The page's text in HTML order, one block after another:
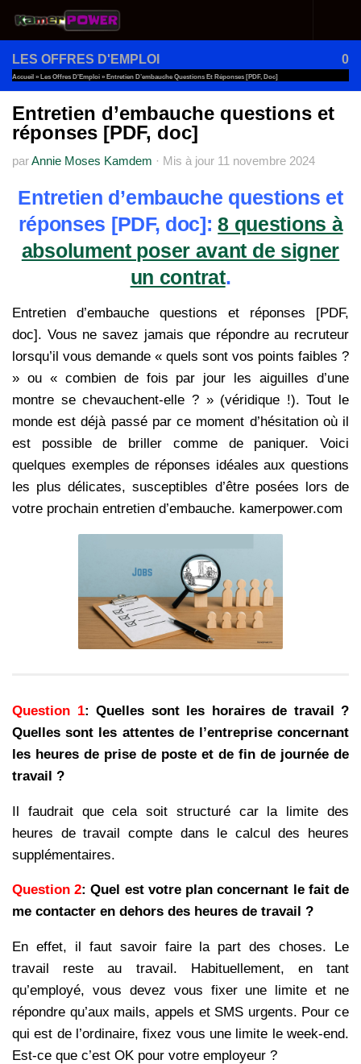
Au dessous du contenu
LES OFFRES D'EMPLOI 0
Accueil » Les Offres D'Emploi » Entretien D’embauche Questions Et Réponses [PDF, Doc]
Entretien d’embauche questions et
réponses [PDF, doc]
parAnnie Moses Kamdem · Mis à jour 11 novembre 2024
Entretien d’embauche questions et
réponses [PDF, doc]:8 questions à
absolument poser avant de signer
un contrat.
Entretien d’embauche questions et réponses [PDF,
doc]. Vous ne savez jamais que répondre au recruteur
lorsqu’il vous demande « quels sont vos points faibles ?
» ou « combien de fois par jour les aiguilles d’une
montre se chevauchent-elle ? » (véridique !). Tout le
monde est déjà passé par ce moment d’hésitation où il
est possible de briller comme de paniquer. Voici
quelques exemples de réponses idéales aux questions
les plus délicates, susceptibles d’être posées lors de
votre prochain entretien d’embauche. kamerpower.com
Question 1: Quelles sont les horaires de travail ?
Quelles sont les attentes de l’entreprise concernant
les heures de prise de poste et de fin de journée de
travail ?
Il faudrait que cela soit structuré car la limite des
heures de travail compte dans le calcul des heures
supplémentaires.
Question 2: Quel est votre plan concernant le fait de
me contacter en dehors des heures de travail ?
En effet, il faut savoir faire la part des choses. Le
travail reste au travail. Habituellement, en tant
qu’employé, vous devez vous fixer une limite et ne
répondre qu’aux mails, appels et SMS urgents. Pour ce
qui est de l’ordinaire, fixez vous une limite le week-end.
Est-ce que c’est OK pour votre employeur ?